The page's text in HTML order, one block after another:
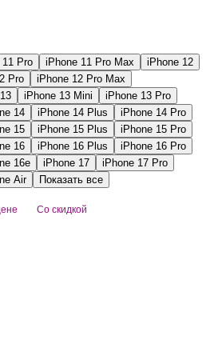
Pro iPhone 11 Pro Max
iPhone 12
Pro
iPhone 12 Pro Max
iPhone 13 Mini
iPhone 13 Pro
14 iPhone 14 Plus
iPhone 14 Pro
15 iPhone 15 Plus
iPhone 15 Pro
16 iPhone 16 Plus
iPhone 16 Pro
16e iPhone 17
iPhone 17 Pro
Air Показать все
Со скидкой